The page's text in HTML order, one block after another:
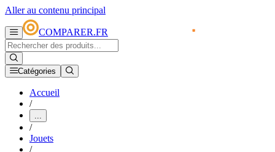
Aller au contenu principal
COMPARER.FR
Catégories
Accueil
/
...
/
Jouets
/